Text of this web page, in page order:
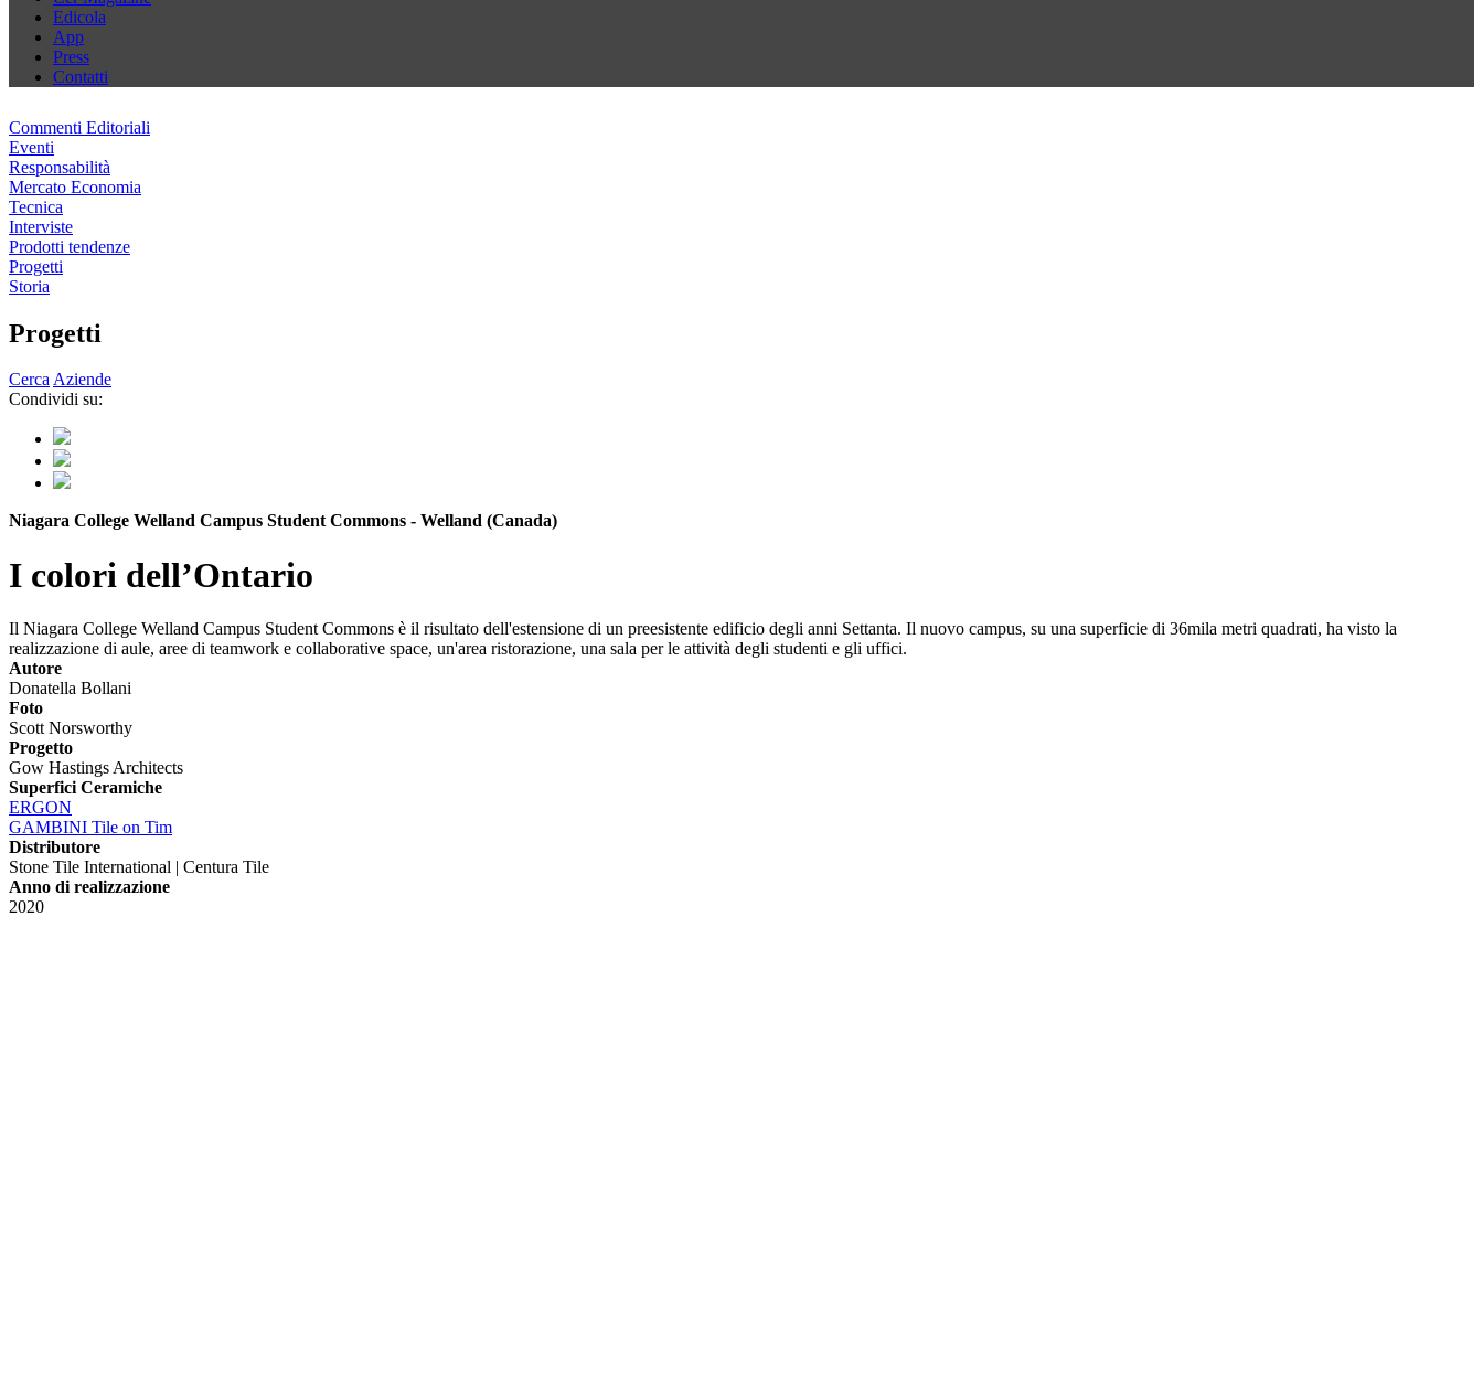
Edicola
App
Press
Contatti
Commenti Editoriali
Eventi
Responsabilità
Mercato Economia
Tecnica
Interviste
Prodotti tendenze
Progetti
Storia
Progetti
CercaAziende
Condividi su:
Niagara College Welland Campus Student Commons - Welland (Canada)
I colori dell’Ontario
Il Niagara College Welland Campus Student Commons è il risultato dell'estensione di un preesistente edificio degli anni Settanta. Il nuovo campus, su una superficie di 36mila metri quadrati, ha visto la
realizzazione di aule, aree di teamwork e collaborative space, un'area ristorazione, una sala per le attività degli studenti e gli uffici.
Autore
Donatella Bollani
Foto
Scott Norsworthy
Progetto
Gow Hastings Architects
Superfici Ceramiche
ERGON
GAMBINI Tile on Tim
Distributore
Stone Tile International | Centura Tile
Anno di realizzazione
2020